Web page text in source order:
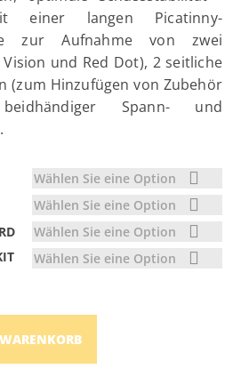
einer langen Picatinny-
zur Aufnahme von zwei
und Red Dot), 2 seitliche
(zum Hinzufügen von Zubehör
Spann- und
Wählen Sie eine Option
Wählen Sie eine Option
Wählen Sie eine Option
Wählen Sie eine Option